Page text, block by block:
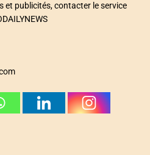
et publicités, contacter le service